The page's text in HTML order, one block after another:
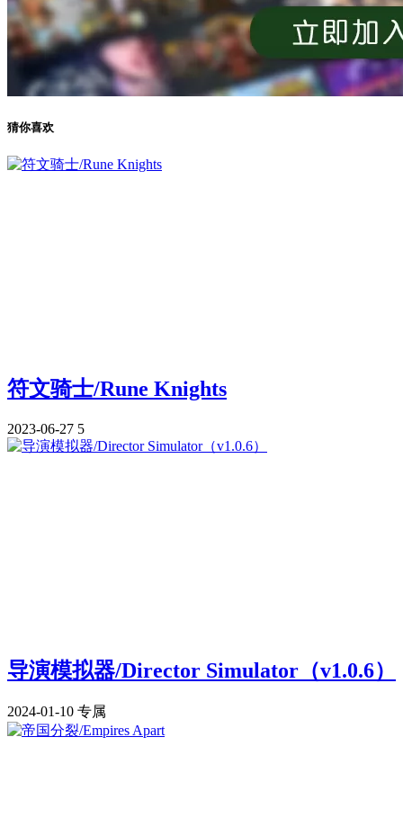
猜你喜欢
符文骑士/Rune Knights
2023-06-27 5
导演模拟器/Director Simulator（v1.0.6）
2024-01-10 专属